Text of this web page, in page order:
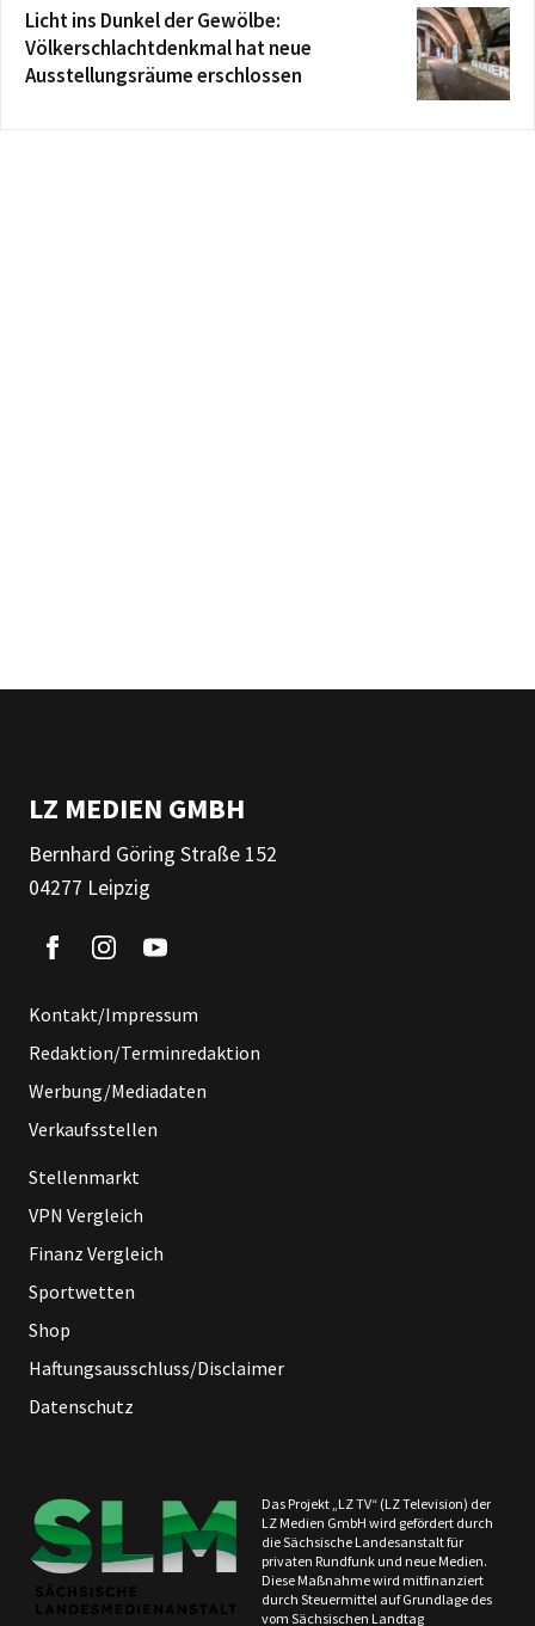
Licht ins Dunkel der Gewölbe:
Völkerschlachtdenkmal hat neue
Ausstellungsräume erschlossen
LZ MEDIEN GMBH
Bernhard Göring Straße 152
04277 Leipzig
Kontakt/Impressum
Redaktion/Terminredaktion
Werbung/Mediadaten
Verkaufsstellen
Stellenmarkt
VPN Vergleich
Finanz Vergleich
Sportwetten
Shop
Haftungsausschluss/Disclaimer
Datenschutz
Das Projekt „LZ TV“ (LZ Television) der
LZ Medien GmbH wird gefördert durch
die Sächsische Landesanstalt für
privaten Rundfunk und neue Medien.
Diese Maßnahme wird mitfinanziert
durch Steuermittel auf Grundlage des
vom Sächsischen Landtag